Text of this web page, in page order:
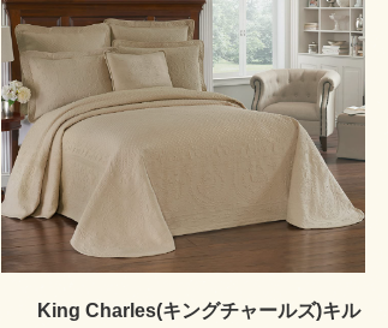
King Charles(キングチャールズ)キル